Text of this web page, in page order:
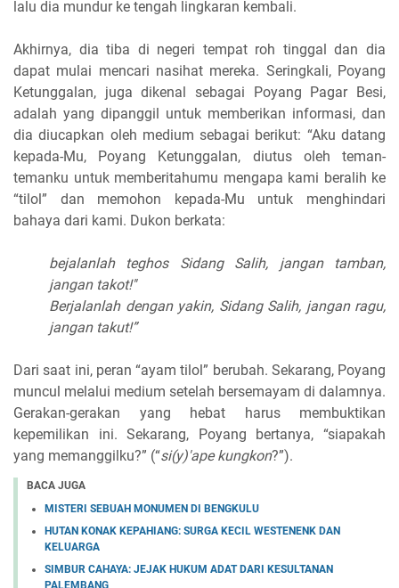
lalu dia mundur ke tengah lingkaran kembali.
Akhirnya, dia tiba di negeri tempat roh tinggal dan dia
dapat mulai mencari nasihat mereka. Seringkali, Poyang
Ketunggalan, juga dikenal sebagai Poyang Pagar Besi,
adalah yang dipanggil untuk memberikan informasi, dan
dia diucapkan oleh medium sebagai berikut: “Aku datang
kepada-Mu, Poyang Ketunggalan, diutus oleh teman-
temanku untuk memberitahumu mengapa kami beralih ke
“tilol” dan memohon kepada-Mu untuk menghindari
bahaya dari kami. Dukon berkata:
bejalanlah teghos Sidang Salih, jangan tamban,
jangan takot!''
Berjalanlah dengan yakin, Sidang Salih, jangan ragu,
jangan takut!”
Dari saat ini, peran “ayam tilol” berubah. Sekarang, Poyang
muncul melalui medium setelah bersemayam di dalamnya.
Gerakan-gerakan yang hebat harus membuktikan
kepemilikan ini. Sekarang, Poyang bertanya, “siapakah
yang memanggilku?” (“si(y)'ape kungkon?”).
BACA JUGA
MISTERI SEBUAH MONUMEN DI BENGKULU
HUTAN KONAK KEPAHIANG: SURGA KECIL WESTENENK DAN
KELUARGA
SIMBUR CAHAYA: JEJAK HUKUM ADAT DARI KESULTANAN